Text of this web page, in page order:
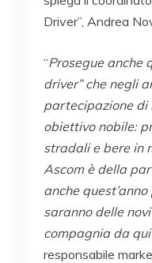
Driver”, Andrea
“Prosegue anche
driver” che negli
partecipazione di
obiettivo nobile:
stradali e bere in
Ascom è della
anche
saranno delle
compagnia da qui
responsabile